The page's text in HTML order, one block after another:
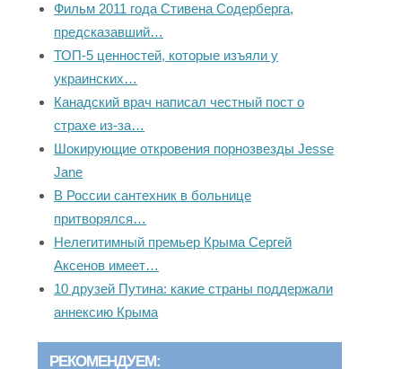
Фильм 2011 года Стивена Содерберга,
предсказавший…
ТОП-5 ценностей, которые изъяли у
украинских…
Канадский врач написал честный пост о
страхе из-за…
Шокирующие откровения порнозвезды Jesse
Jane
В России сантехник в больнице
притворялся…
Нелегитимный премьер Крыма Сергей
Аксенов имеет…
10 друзей Путина: какие страны поддержали
аннексию Крыма
РЕКОМЕНДУЕМ: